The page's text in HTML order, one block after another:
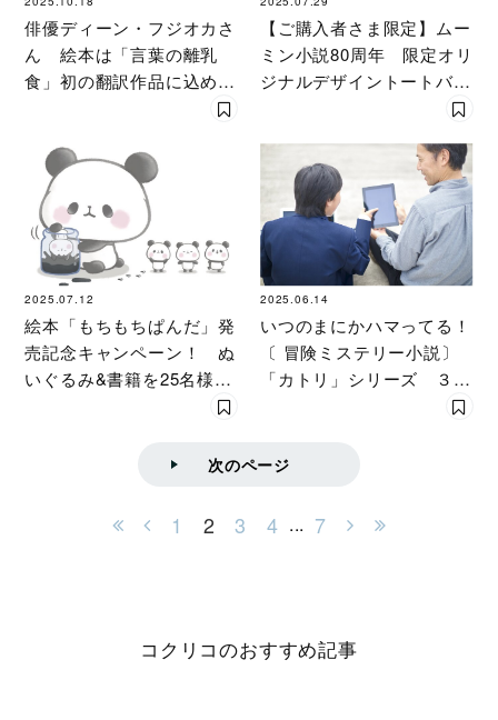
俳優ディーン・フジオカさ
ん 絵本は「言葉の離乳
食」初の翻訳作品に込めた
想い…子どもに伝えたい多
【ご購入者さま限定】ムー
ミン小説80周年 限定オリ
ジナルデザイントートバッ
グのプレゼントキャンペー
2025.07.12
絵本「もちもちぱんだ」発
売記念キャンペーン！ ぬ
いぐるみ&書籍を25名様に
2025.06.14
いつのまにかハマってる！
〔 冒険ミステリー小説〕
「カトリ」シリーズ ３作
品の最後まで目が離せない
剖〕
次のページ
1 2 3 4 ... 7
コクリコのおすすめ記事